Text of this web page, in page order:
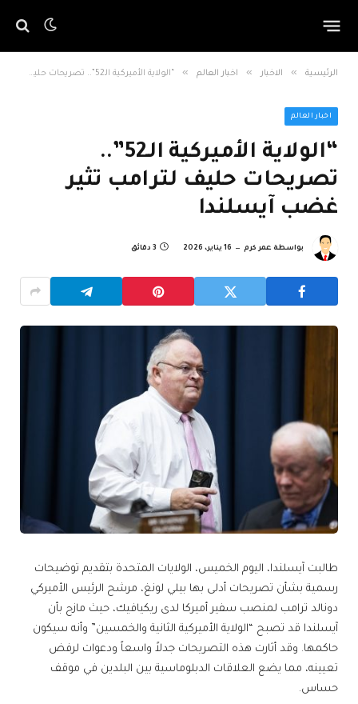
الرئيسية » الاخبار » اخبار العالم » “الولاية الأميركية الـ52”.. تصريحات حليف لترامب تثير غضب آيسلندا
اخبار العالم
“الولاية الأميركية الـ52”..
تصريحات حليف لترامب تثير
غضب آيسلندا
بواسطة عمر كرم 16 يناير، 2026 3 دقائق
طالبت آيسلندا، اليوم الخميس، الولايات المتحدة بتقديم توضيحات
رسمية بشأن تصريحات أدلى بها بيلي لونغ، مرشح الرئيس الأميركي
دونالد ترامب لمنصب سفير أميركا لدى ريكيافيك، حيث مازح بأن
آيسلندا قد تصبح “الولاية الأميركية الثانية والخمسين” وأنه سيكون
حاكمها. وقد أثارت هذه التصريحات جدلاً واسعاً ودعوات لرفض
تعيينه، مما يضع العلاقات الدبلوماسية بين البلدين في موقف
حساس.